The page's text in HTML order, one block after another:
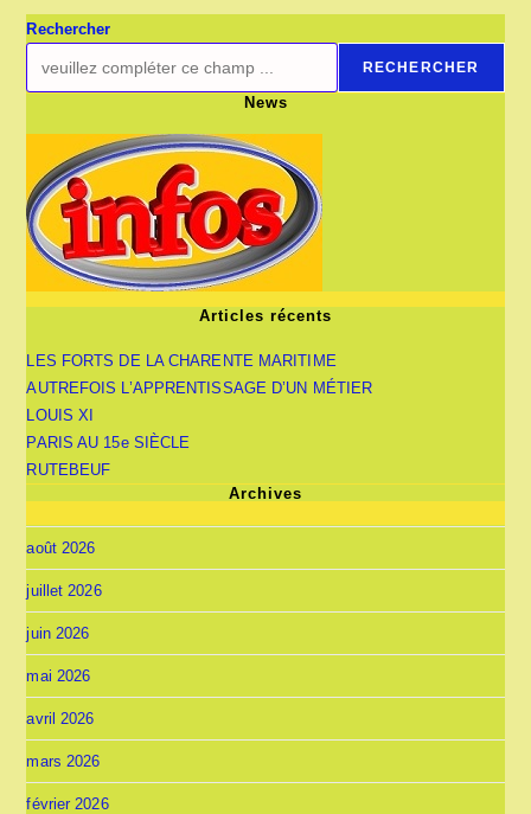
EN
Rechercher
RECHERCHER
News
Articles récents
LES FORTS DE LA CHARENTE MARITIME
AUTREFOIS L’APPRENTISSAGE D’UN MÉTIER
LOUIS XI
PARIS AU 15e SIÈCLE
RUTEBEUF
Archives
août 2026
juillet 2026
juin 2026
mai 2026
avril 2026
mars 2026
février 2026